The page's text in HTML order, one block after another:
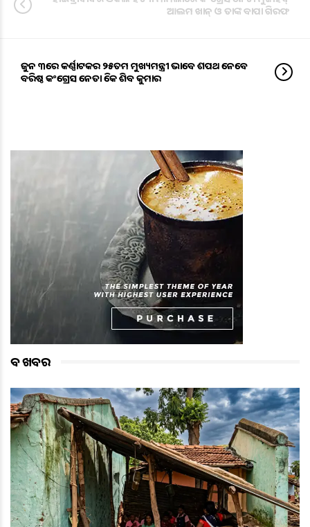
ଆଲମ ଖାନ୍ ଓ ତାଙ୍କ ବାପା ଗିରଫ
ଜୁନ ୩ରେ କର୍ଣ୍ଣାଟକର ୨୫ତମ ମୁଖ୍ୟମନ୍ତ୍ରୀ ଭାବେ ଶପଥ ନେବେ
ବରିଷ୍ଠ କଂଗ୍ରେସ ନେତା ଡିକେ ଶିବ କୁମାର
ବଡ ଖବର